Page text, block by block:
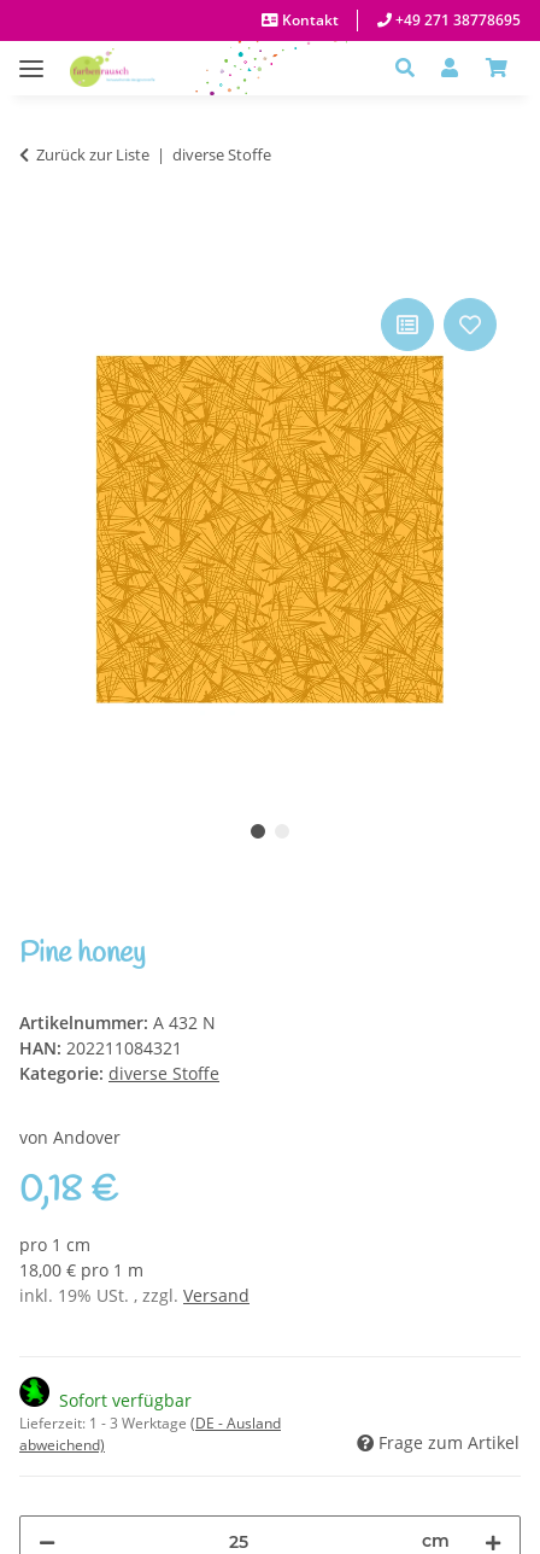
Kontakt +49 271 38778695
Zurück zur Liste diverse Stoffe
Pine honey
Artikelnummer: A 432 N
HAN: 202211084321
Kategorie: diverse Stoffe
von Andover
0,18 €
pro 1 cm
18,00 € pro 1 m
inkl. 19% USt. , zzgl. Versand
Sofort verfügbar
Lieferzeit: 1 - 3 Werktage (DE - Ausland
abweichend)
Frage zum Artikel
cm